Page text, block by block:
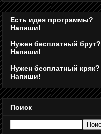
Есть идея программы?
Напиши!
Нужен бесплатный брут?
Напиши!
Нужен бесплатный кряк?
Напиши!
Поиск